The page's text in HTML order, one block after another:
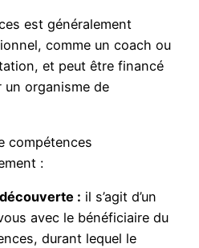
est généralement
comme un coach ou
et peut être financé
un organisme de
compétences
:
: il s’agit d’un
avec le bénéficiaire du
durant lequel le